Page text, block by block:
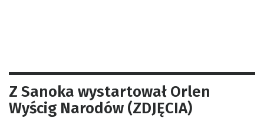
Z Sanoka wystartował Orlen
Wyścig Narodów (ZDJĘCIA)